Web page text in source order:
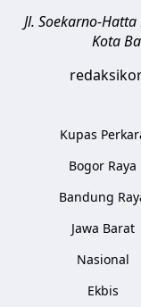
Jl. Soekarno-
Kota
Kupas
Bogor Raya
Bandung
Jawa Barat
Nasional
Ekbis